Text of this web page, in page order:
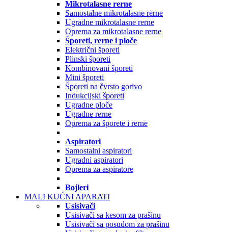
Mikrotalasne rerne
Samostalne mikrotalasne rerne
Ugradne mikrotalasne rerne
Oprema za mikrotalasne rerne
Šporeti, rerne i ploče
Električni šporeti
Plinski šporeti
Kombinovani šporeti
Mini šporeti
Šporeti na čvrsto gorivo
Indukcijski šporeti
Ugradne ploče
Ugradne rerne
Oprema za šporete i rerne
Aspiratori
Samostalni aspiratori
Ugradni aspiratori
Oprema za aspiratore
Bojleri
MALI KUĆNI APARATI
Usisivači
Usisivači sa kesom za prašinu
Usisivači sa posudom za prašinu